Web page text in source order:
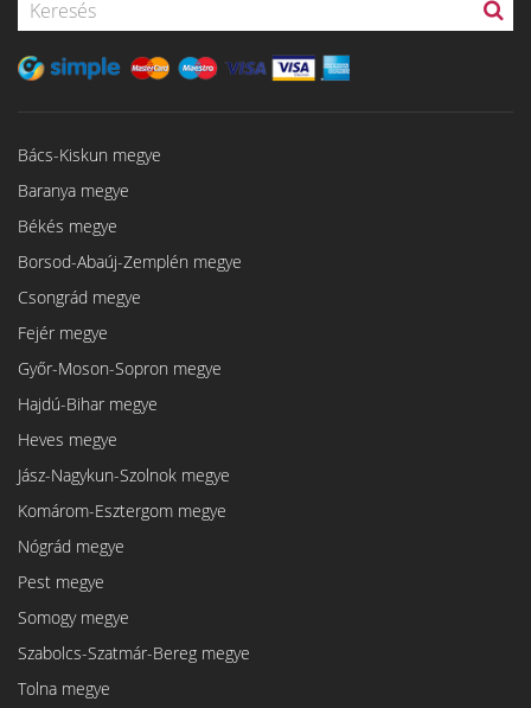
Bács-Kiskun megye
Baranya megye
Békés megye
Borsod-Abaúj-Zemplén megye
Csongrád megye
Fejér megye
Győr-Moson-Sopron megye
Hajdú-Bihar megye
Heves megye
Jász-Nagykun-Szolnok megye
Komárom-Esztergom megye
Nógrád megye
Pest megye
Somogy megye
Szabolcs-Szatmár-Bereg megye
Tolna megye